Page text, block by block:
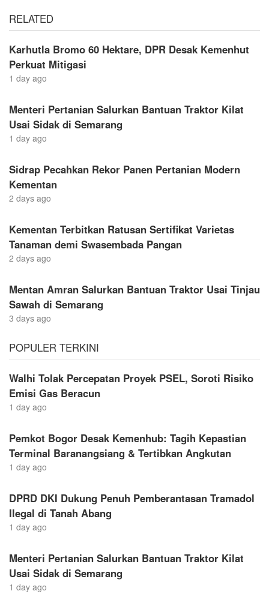
RELATED
Karhutla Bromo 60 Hektare, DPR Desak Kemenhut
Perkuat Mitigasi
1 day ago
Menteri Pertanian Salurkan Bantuan Traktor Kilat
Usai Sidak di Semarang
1 day ago
Sidrap Pecahkan Rekor Panen Pertanian Modern
Kementan
2 days ago
Kementan Terbitkan Ratusan Sertifikat Varietas
Tanaman demi Swasembada Pangan
2 days ago
Mentan Amran Salurkan Bantuan Traktor Usai Tinjau
Sawah di Semarang
3 days ago
POPULER TERKINI
Walhi Tolak Percepatan Proyek PSEL, Soroti Risiko
Emisi Gas Beracun
1 day ago
Pemkot Bogor Desak Kemenhub: Tagih Kepastian
Terminal Baranangsiang & Tertibkan Angkutan
1 day ago
DPRD DKI Dukung Penuh Pemberantasan Tramadol
Ilegal di Tanah Abang
1 day ago
Menteri Pertanian Salurkan Bantuan Traktor Kilat
Usai Sidak di Semarang
1 day ago